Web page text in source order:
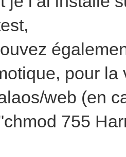
pour
web (en
755